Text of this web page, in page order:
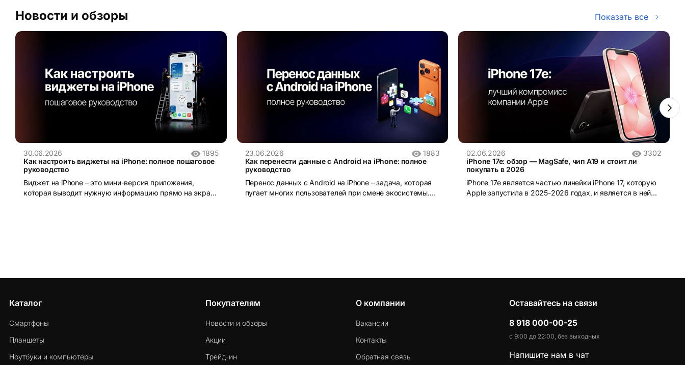
Новости и обзоры Показать все
30.06.2026
1895
Как настроить виджеты на iPhone: полное пошаговое
руководство
Виджет на iPhone – это мини-версия приложения,
которая выводит нужную информацию прямо на экран
23.06.2026
1883
Как перенести данные с Android на iPhone: полное
руководство
Перенос данных с Android на iPhone – задача, которая
пугает многих пользователей при смене экосистемы.
02.06.2026
3302
iPhone 17e: обзор — MagSafe, чип A19 и стоит ли
покупать в 2026
iPhone 17e является частью линейки iPhone 17, которую
Apple запустила в 2025-2026 годах, и является в ней
Каталог
Смартфоны
Планшеты
Ноутбуки и компьютеры
Покупателям
Новости и обзоры
Акции
Трейд-ин
О компании
Вакансии
Контакты
Обратная связь
Оставайтесь на связи
8 918 000-00-25
с 9:00 до 22:00, без выходных
Напишите нам в чат